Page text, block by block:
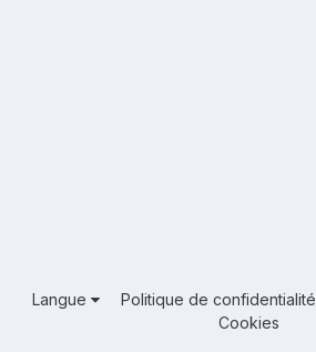
Langue Politique de confidentialité
Cookies